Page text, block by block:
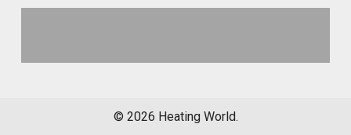
© 2026 Heating World.